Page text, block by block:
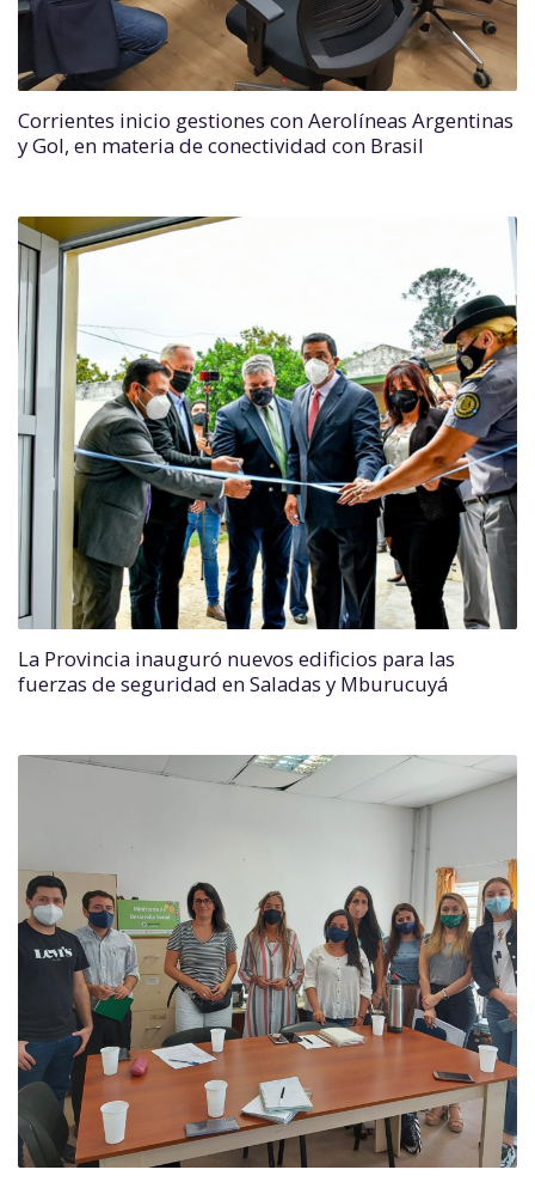
Corrientes inicio gestiones con Aerolíneas Argentinas
y Gol, en materia de conectividad con Brasil
La Provincia inauguró nuevos edificios para las
fuerzas de seguridad en Saladas y Mburucuyá